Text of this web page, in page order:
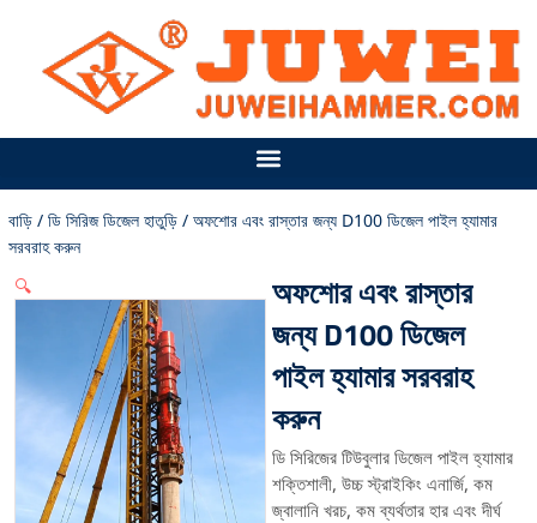
বাড়ি / ডি সিরিজ ডিজেল হাতুড়ি / অফশোর এবং রাস্তার জন্য D100 ডিজেল পাইল হ্যামার
সরবরাহ করুন
🔍
অফশোর এবং রাস্তার
জন্য D100 ডিজেল
পাইল হ্যামার সরবরাহ
করুন
ডি সিরিজের টিউবুলার ডিজেল পাইল হ্যামার
শক্তিশালী, উচ্চ স্ট্রাইকিং এনার্জি, কম
জ্বালানি খরচ, কম ব্যর্থতার হার এবং দীর্ঘ